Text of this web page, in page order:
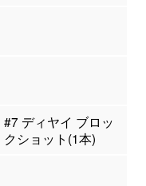
#7 ディヤイ ブロッ
クショット(1本)